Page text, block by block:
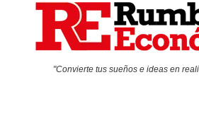
"Convierte tus sueños e ideas en